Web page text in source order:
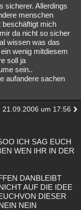
sicherer. Allerdings
menschen
beschäftigt mich
da nicht so sicher
wissen was das
wenig mitdiesem
soll ja
sein..
aufandere sachen
21.09.2006 um 17:56
ICH SAG EUCH
WEN IHR IN DER
DANBLEIBT
AUF DIE IDEE
DIESER
NEIN